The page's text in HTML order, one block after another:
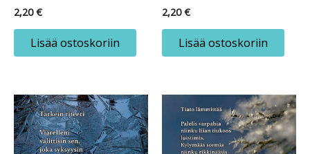
2,20€
Lisää ostoskoriin
2,20€
Lisää ostoskoriin